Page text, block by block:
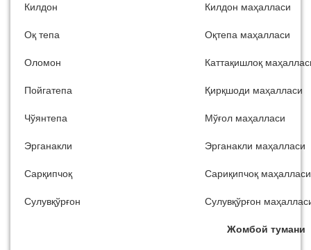
Килдон Килдон маҳалласи
Оқ тепа Оқтепа маҳалласи
Оломон Каттақишлоқ
Пойгатепа Қирқшоди маҳалласи
Чўянтепа Мўғол маҳалласи
Эрганакли Эрганакли маҳалласи
Сарқипчоқ Сариқипчоқ маҳалласи
Сулувқўрғон Сулувқўрғон
Жомбой тумани